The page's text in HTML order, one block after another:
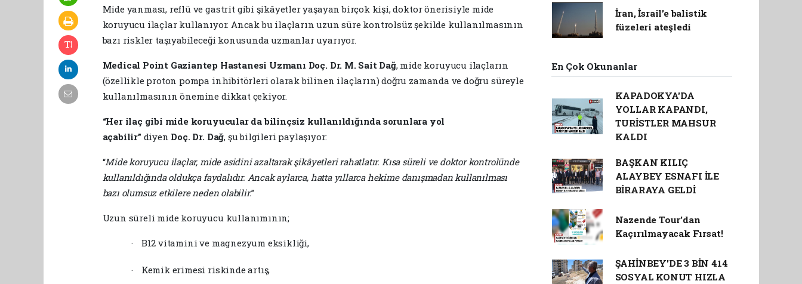
Mide yanması, reflü ve gastrit gibi şikâyetler yaşayan birçok kişi, doktor önerisiyle mide
koruyucu ilaçlar kullanıyor. Ancak bu ilaçların uzun süre kontrolsüz şekilde kullanılmasının
bazı riskler taşıyabileceği konusunda uzmanlar uyarıyor.
Medical Point Gaziantep Hastanesi Uzmanı Doç. Dr. M. Sait Dağ, mide koruyucu ilaçların
(özellikle proton pompa inhibitörleri olarak bilinen ilaçların) doğru zamanda ve doğru süreyle
kullanılmasının önemine dikkat çekiyor.
“Her ilaç gibi mide koruyucular da bilinçsiz kullanıldığında sorunlara yol
açabilir” diyen Doç. Dr. Dağ, şu bilgileri paylaşıyor:
“Mide koruyucu ilaçlar, mide asidini azaltarak şikâyetleri rahatlatır. Kısa süreli ve doktor kontrolünde
kullanıldığında oldukça faydalıdır. Ancak aylarca, hatta yıllarca hekime danışmadan kullanılması
bazı olumsuz etkilere neden olabilir.”
Uzun süreli mide koruyucu kullanımının;
· B12 vitamini ve magnezyum eksikliği,
· Kemik erimesi riskinde artış,
İran, İsrail’e balistik
füzeleri ateşledi
En Çok Okunanlar
KAPADOKYA'DA
YOLLAR KAPANDI,
TURİSTLER MAHSUR
KALDI
BAŞKAN KILIÇ
ALAYBEY ESNAFI İLE
BİRARAYA GELDİ
Nazende Tour’dan
Kaçırılmayacak Fırsat!
ŞAHİNBEY'DE 3 BİN 414
SOSYAL KONUT HIZLA